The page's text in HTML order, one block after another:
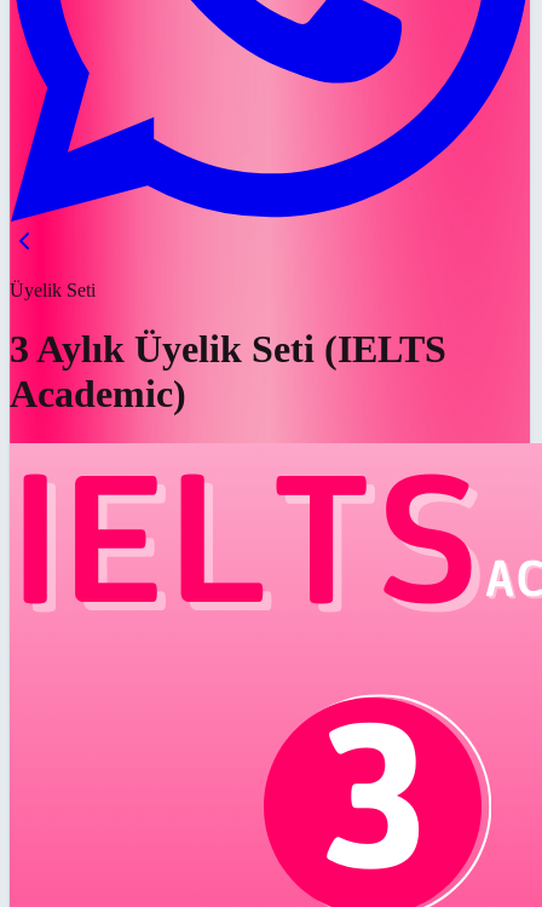
Üyelik Seti
3 Aylık Üyelik Seti (IELTS
Academic)